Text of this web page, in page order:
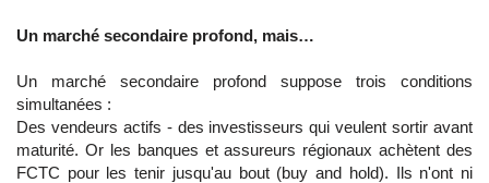
Un marché secondaire profond, mais…
Un marché secondaire profond suppose trois conditions
simultanées :
Des vendeurs actifs - des investisseurs qui veulent sortir avant
maturité. Or les banques et assureurs régionaux achètent des
FCTC pour les tenir jusqu'au bout (buy and hold). Ils n'ont ni